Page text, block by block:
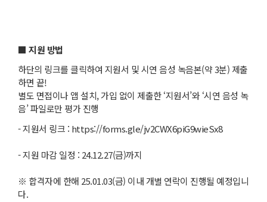
■ 지원 방법
하단의 링크를 클릭하여 지원서 및 시연 음성 녹음본(약 3분) 제출
하면 끝!
별도 면접이나 앱 설치, 가입 없이 제출한 ‘지원서’와 ‘시연 음성 녹
음’ 파일로만 평가 진행
- 지원서 링크 : https://forms.gle/jv2CWX6piG9wieSx8
- 지원 마감 일정 : 24.12.27(금)까지
※ 합격자에 한해 25.01.03(금) 이내 개별 연락이 진행될 예정입니
다.